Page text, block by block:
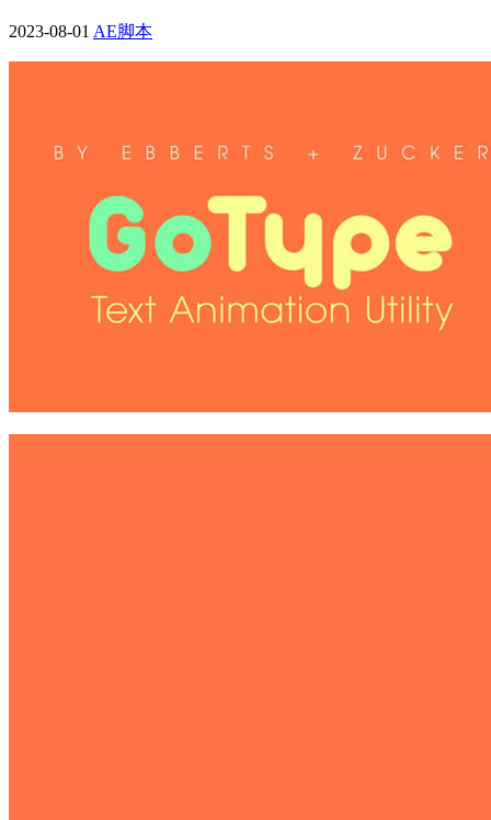
2023-08-01 AE脚本